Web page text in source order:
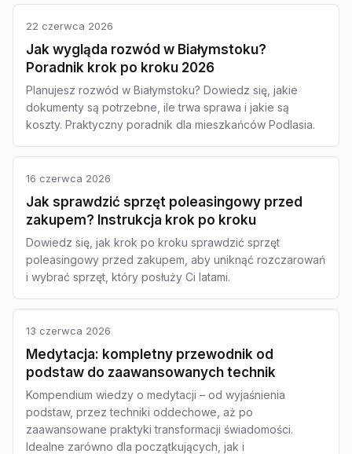
22 czerwca 2026
Jak wygląda rozwód w Białymstoku?
Poradnik krok po kroku 2026
Planujesz rozwód w Białymstoku? Dowiedz się, jakie
dokumenty są potrzebne, ile trwa sprawa i jakie są
koszty. Praktyczny poradnik dla mieszkańców Podlasia.
16 czerwca 2026
Jak sprawdzić sprzęt poleasingowy przed
zakupem? Instrukcja krok po kroku
Dowiedz się, jak krok po kroku sprawdzić sprzęt
poleasingowy przed zakupem, aby uniknąć rozczarowań
i wybrać sprzęt, który posłuży Ci latami.
13 czerwca 2026
Medytacja: kompletny przewodnik od
podstaw do zaawansowanych technik
Kompendium wiedzy o medytacji – od wyjaśnienia
podstaw, przez techniki oddechowe, aż po
zaawansowane praktyki transformacji świadomości.
Idealne zarówno dla początkujących, jak i